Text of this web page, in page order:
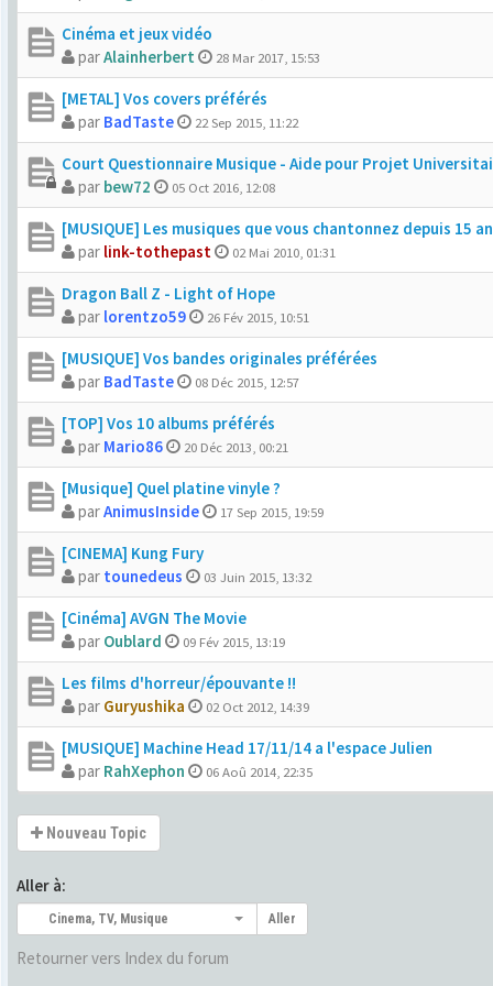
Cinéma et jeux vidéo
parAlainherbert 28 Mar 2017, 15:53
[METAL] Vos covers préférés
par BadTaste 22 Sep 2015, 11:22
Court Questionnaire Musique - Aide pour Projet
par bew72 05 Oct 2016, 12:08
[MUSIQUE] Les musiques que vous chantonnez depuis 15
par link-tothepast 02 Mai 2010, 01:31
Dragon Ball Z - Light of Hope
par lorentzo59 26 Fév 2015, 10:51
[MUSIQUE] Vos bandes originales préférées
par BadTaste 08 Déc 2015, 12:57
[TOP] Vos 10 albums préférés
par Mario86 20 Déc 2013, 00:21
[Musique] Quel platine vinyle ?
parAnimusInside 17 Sep 2015, 19:59
[CINEMA] Kung Fury
par tounedeus 03 Juin 2015, 13:32
[Cinéma] AVGN The Movie
par Oublard 09 Fév 2015, 13:19
Les films d'horreur/épouvante !!
par Guryushika 02 Oct 2012, 14:39
[MUSIQUE] Machine Head 17/11/14 a l'espace Julien
par RahXephon 06 Aoû 2014, 22:35
Nouveau Topic
Aller à:
Cinema, TV, Musique Aller
Retourner vers Index du forum